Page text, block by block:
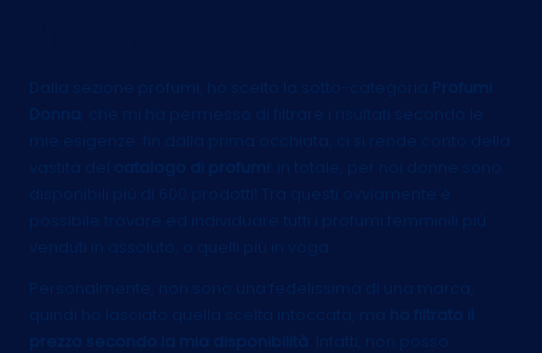
Dalla sezione profumi, ho scelto la sotto-categoria
Profumi
Donna
, che mi ha permesso di filtrare i risultati secondo le
mie esigenze: fin dalla prima occhiata, ci si rende conto della
vastità del catalogo di profumi:
in totale, per noi donne sono
disponibili più di 600 prodotti! Tra questi ovviamente è
possibile trovare ed individuare
tutti i profumi femminili più
venduti
in assoluto, o quelli più in voga.
Personalmente, non sono una fedelissima di una marca,
quindi ho lasciato quella scelta intoccata, ma
prezzo secondo la mia disponibilità
. Infatti, non posso